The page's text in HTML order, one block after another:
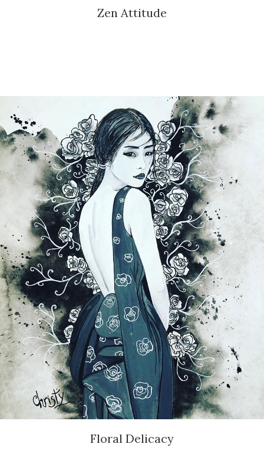
Zen Attitude
Floral Delicacy